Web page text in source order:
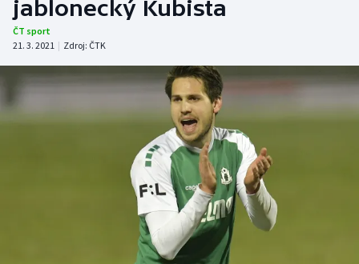
Tenis
Atletika
Cyklistika
DALŠÍ SPORTY
jablonecký Kubista
ČT sport
21. 3. 2021 | Zdroj: ČTK